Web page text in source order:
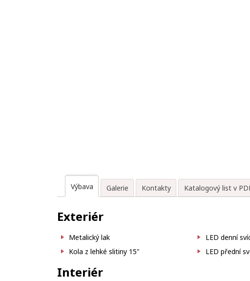
Výbava Galerie Kontakty Katalogový list v
Exteriér
Metalický lak
Kola z lehké slitiny 15"
LED denní
LED přední
Interiér